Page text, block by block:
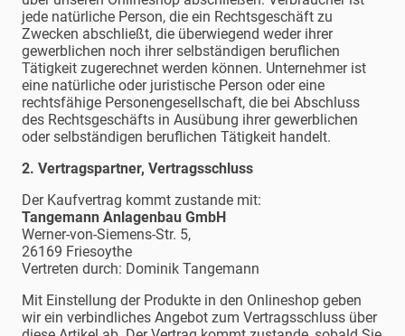
jede natürliche Person, die ein Rechtsgeschäft zu
Zwecken abschließt, die überwiegend weder ihrer
gewerblichen noch ihrer selbständigen beruflichen
Tätigkeit zugerechnet werden können. Unternehmer ist
eine natürliche oder juristische Person oder eine
rechtsfähige Personengesellschaft, die bei Abschluss
des Rechtsgeschäfts in Ausübung ihrer gewerblichen
oder selbständigen beruflichen Tätigkeit handelt.
2. Vertragspartner, Vertragsschluss
Der Kaufvertrag kommt zustande mit:
Tangemann Anlagenbau GmbH
Werner-von-Siemens-Str. 5,
26169 Friesoythe
Vertreten durch: Dominik Tangemann
Mit Einstellung der Produkte in den Onlineshop geben
wir ein verbindliches Angebot zum Vertragsschluss über